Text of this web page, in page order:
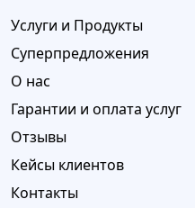
Услуги и Продукты
Суперпредложения
О нас
Гарантии и оплата услуг
Отзывы
Кейсы клиентов
Контакты